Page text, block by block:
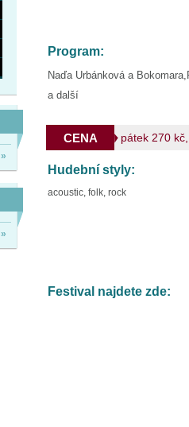
»
»
Program:
Naďa Urbánková a
a další
CENA pátek 270
Hudební styly:
acoustic, folk, rock
Festival najdete zde: